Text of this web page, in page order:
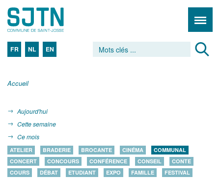
FR NL EN
Accueil
Aujourd'hui
Cette semaine
Ce mois
ATELIER BRADERIE BROCANTE CINÉMA
COMMUNAL
CONCERT
CONCOURS CONFÉRENCE CONSEIL
CONTE
COURS
DÉBAT ETUDIANT EXPO FAMILLE
FESTIVAL